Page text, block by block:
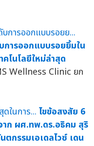
การออกแบบรอยยิ้มใน
โนโลยีใหม่ล่าสุด
Wellness Clinic ยก
ไขข้อสงสัย 6
าก ผศ.ทพ.ดร.อธิคม สุริ
กรรมเอเดลไวซ์ เดน